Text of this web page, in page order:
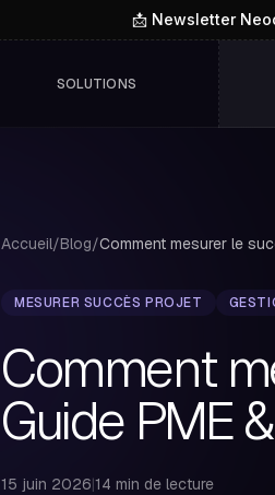
📩 Newsletter
SOLUTIONS
Accueil/Blog/
MESURER SUCCÈS PROJET
Comment
Guide PME
15 juin 2026|14 min de lecture